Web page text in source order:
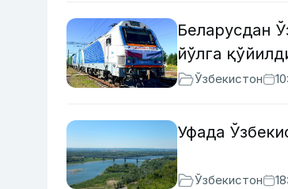
Беларусдан
йўлга
Ўзбекистон
Уфада
Ўзбекистон